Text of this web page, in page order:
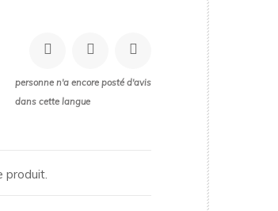
personne n'a encore posté d'avis
dans cette langue
produit.